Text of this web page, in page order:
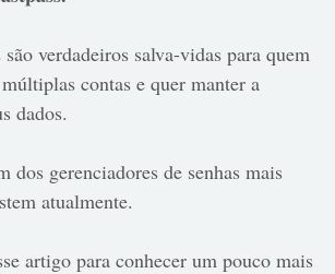
são verdadeiros salva-vidas para quem
contas e quer manter a
dados.
dos gerenciadores de senhas mais
atualmente.
artigo para conhecer um pouco mais